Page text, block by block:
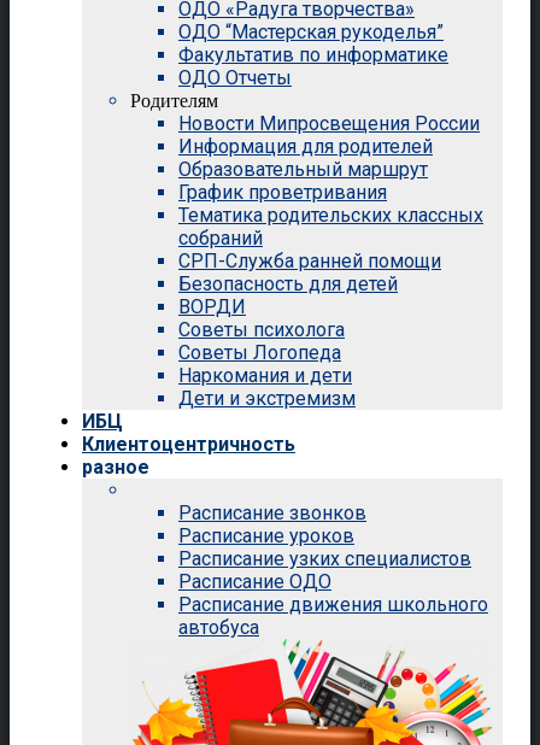
ОДО «Радуга творчества»
ОДО “Мастерская рукоделья”
Факультатив по информатике
ОДО Отчеты
Родителям
Новости Мипросвещения России
Информация для родителей
Образовательный маршрут
График проветривания
Тематика родительских классных
собраний
СРП-Служба ранней помощи
Безопасность для детей
ВОРДИ
Советы психолога
Советы Логопеда
Наркомания и дети
Дети и экстремизм
ИБЦ
Клиентоцентричность
разное
Расписание звонков
Расписание уроков
Расписание узких специалистов
Расписание ОДО
Расписание движения школьного
автобуса